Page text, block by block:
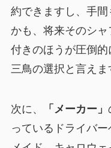
約できますし、手
かも、将来そのシ
付きのほうが圧倒
三鳥の選択と言えま
次に、 「メーカー」
っているドライバ